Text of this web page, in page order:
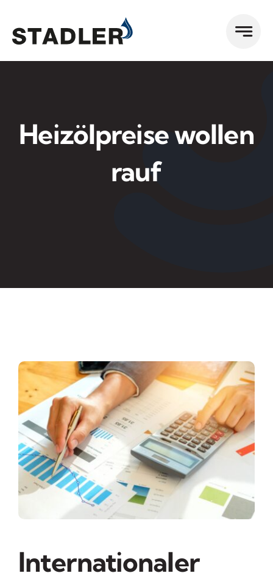
Inhalt
springen
Heizölpreise wollen
rauf
Internationaler